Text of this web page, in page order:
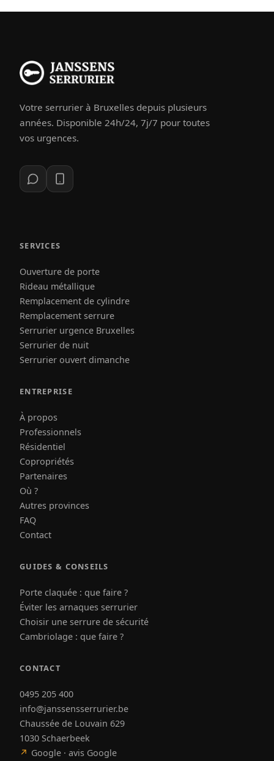
Votre serrurier à Bruxelles depuis plusieurs
années. Disponible 24h/24, 7j/7 pour toutes
vos urgences.
SERVICES
Ouverture de porte
Rideau métallique
Remplacement de cylindre
Remplacement serrure
Serrurier urgence Bruxelles
Serrurier de nuit
Serrurier ouvert dimanche
ENTREPRISE
À propos
Professionnels
Résidentiel
Copropriétés
Partenaires
Où ?
Autres provinces
FAQ
Contact
GUIDES & CONSEILS
Porte claquée : que faire ?
Éviter les arnaques serrurier
Choisir une serrure de sécurité
Cambriolage : que faire ?
CONTACT
0495 205 400
info@janssensserrurier.be
Chaussée de Louvain 629
1030 Schaerbeek
↗ Google · avis Google